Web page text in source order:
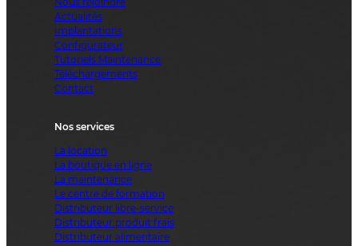
Actualités
Implantations
Configurateur
Tutoriels Maintenance
Téléchargements
Contact
Nos services
La location
La boutique en ligne
La maintenance
Le centre de formation
Distributeur libre-service
Distributeur produit frais
Distributeur alimentaire